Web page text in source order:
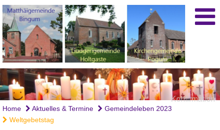
Konfirmation
Home Aktuelles & Termine
Gemeindeleben 2023
Weltgebetstag